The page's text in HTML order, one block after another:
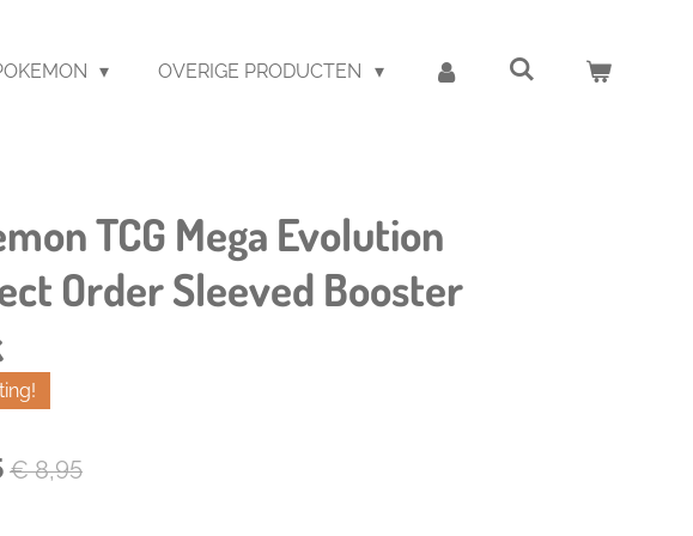
OVERIGE PRODUCTEN
TCG Mega Evolution
Order Sleeved Booster
€ 8,95